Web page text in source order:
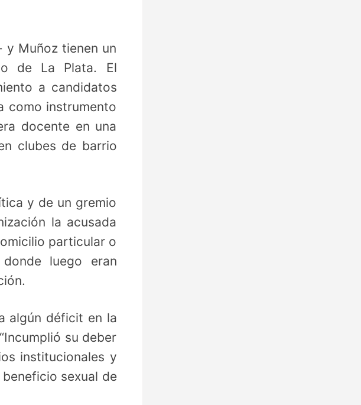
y Muñoz tienen un
de La Plata. El
a candidatos
como instrumento
docente en una
clubes de barrio
y de un gremio
la acusada
particular o
luego eran
algún déficit en la
su deber
institucionales y
sexual de